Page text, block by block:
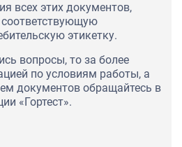
всех этих документов,
этикетку.
вопросы, то за более
по условиям работы, а
документов обращайтесь в
«Гортест».